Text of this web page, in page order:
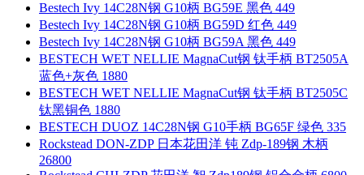
Bestech Ivy 14C28N钢 G10柄 BG59E 黑色 449
Bestech Ivy 14C28N钢 G10柄 BG59D 红色 449
Bestech Ivy 14C28N钢 G10柄 BG59A 黑色 449
BESTECH WET NELLIE MagnaCut钢 钛手柄 BT2505A
蓝色+灰色 1880
BESTECH WET NELLIE MagnaCut钢 钛手柄 BT2505C
钛黑铜色 1880
BESTECH DUOZ 14C28N钢 G10手柄 BG65F 绿色 335
Rockstead DON-ZDP 日本花田洋 钝 Zdp-189钢 木柄
26800